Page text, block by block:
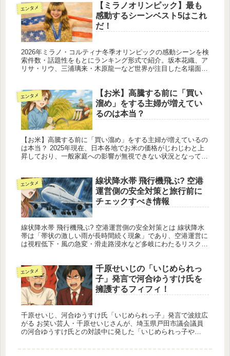
エンタメ
【ミラノオリンピック】最も
感動するシーンベスト5はこれ
だ！
2026年ミラノ・コルティナ冬季オリンピックの感動シーンを検
索件数・話題性をもとにランキング形式で紹介。坂本花織、ア
リサ・リウ、三浦璃来・木原龍一など世界が注目した名場面と
エンタメ
【お米】高騰する前に「買い
溜め」をする主婦が増えてい
るのは本当？
【お米】高騰する前に「買い溜め」をする主婦が増えているの
は本当？ 2025年現在、日本各地でお米の価格がじわじわと上
昇しており、一般家庭への影響が無視できない状況となってい
エンタメ
線状降水帯 飛行機飛ぶ? 空港
運営側の安全対策と旅行前に
チェックすべき情報
線状降水帯 飛行機飛ぶ? 空港運営側の安全対策とは 線状降水
帯は「帯状の激しい雨が長時間続く現象」であり、空港運営に
は視程低下・風の急変・滑走路浸水など多岐にわたるリスクを
エンタメ
千原せいじの「いじめられっ
子」発言で河合ゆうすけ氏を
擁護するフィフィ！
千原せいじ、河合ゆうすけ氏「いじめられっ子」発言で波紋広
がる お笑い芸人・千原せいじさんが、埼玉県戸田市議会議員
の河合ゆうすけ氏との対談中に発した「いじめられっ子や